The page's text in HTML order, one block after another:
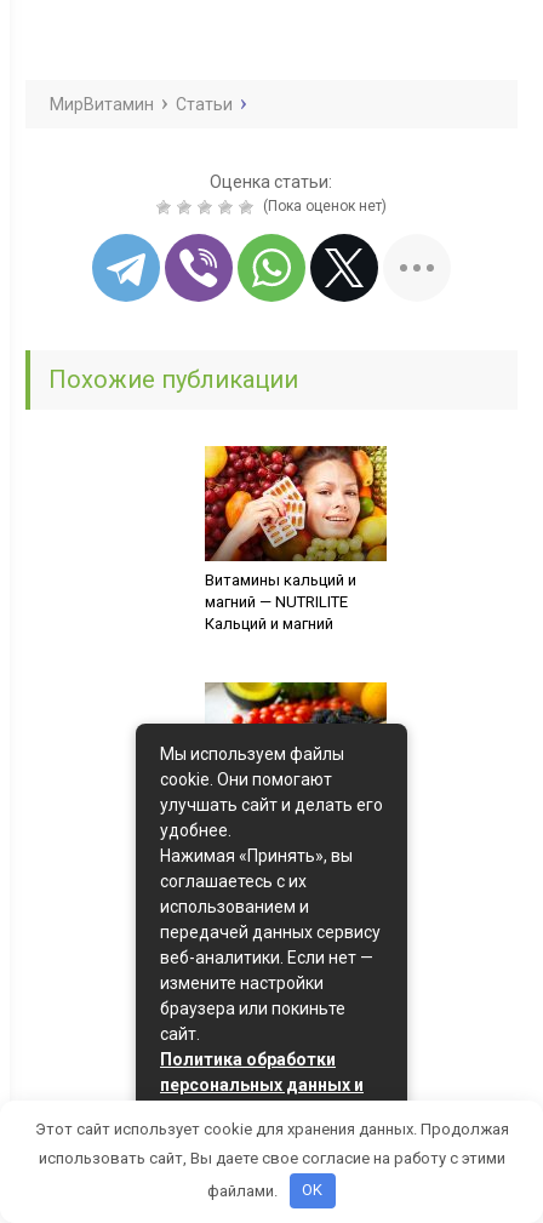
МирВитамин Статьи
Оценка статьи:
(Пока оценок нет)
Похожие публикации
Витамины кальций и
магний — NUTRILITE
Кальций и магний
Цинк — Связанные
заболевания
Витамин PP —
Связанные
заболевания
Мы используем файлы
cookie. Они помогают
улучшать сайт и делать его
удобнее.
Нажимая «Принять», вы
соглашаетесь с их
использованием и
передачей данных сервису
веб-аналитики. Если нет —
измените настройки
браузера или покиньте
сайт.
Политика обработки
персональных данных и
Принять
Этот сайт использует cookie для хранения данных. Продолжая
использовать сайт, Вы даете свое согласие на работу с этими
файлами.
OK